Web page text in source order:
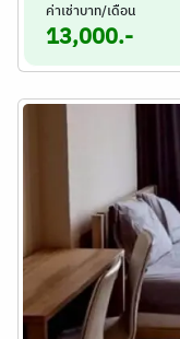
ค่าเช่าบาท/เดือน
13,000.-